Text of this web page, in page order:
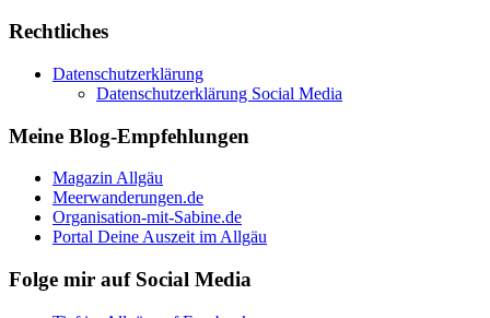
Rechtliches
Datenschutzerklärung
Datenschutzerklärung Social Media
Meine Blog-Empfehlungen
Magazin Allgäu
Meerwanderungen.de
Organisation-mit-Sabine.de
Portal Deine Auszeit im Allgäu
Folge mir auf Social Media